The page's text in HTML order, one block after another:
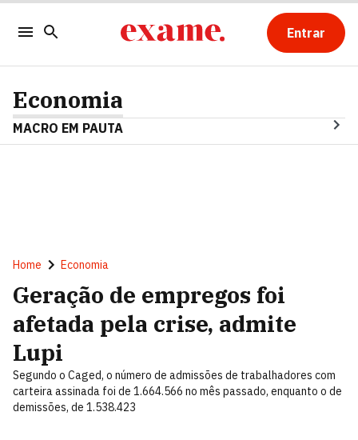
Entrar
Economia
MACRO EM PAUTA
Home Economia
Geração de empregos foi
afetada pela crise, admite
Lupi
Segundo o Caged, o número de admissões de trabalhadores com
carteira assinada foi de 1.664.566 no mês passado, enquanto o de
demissões, de 1.538.423